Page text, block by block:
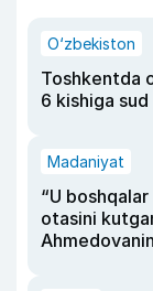
O‘zbekiston
Toshkentda
6 kishiga sud
Madaniyat
“U
otasini